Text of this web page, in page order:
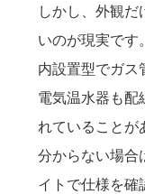
しかし、外観だ
いのが現実です
内設置型でガス
電気温水器も配
れていることが
分からない場合
イトで仕様を確